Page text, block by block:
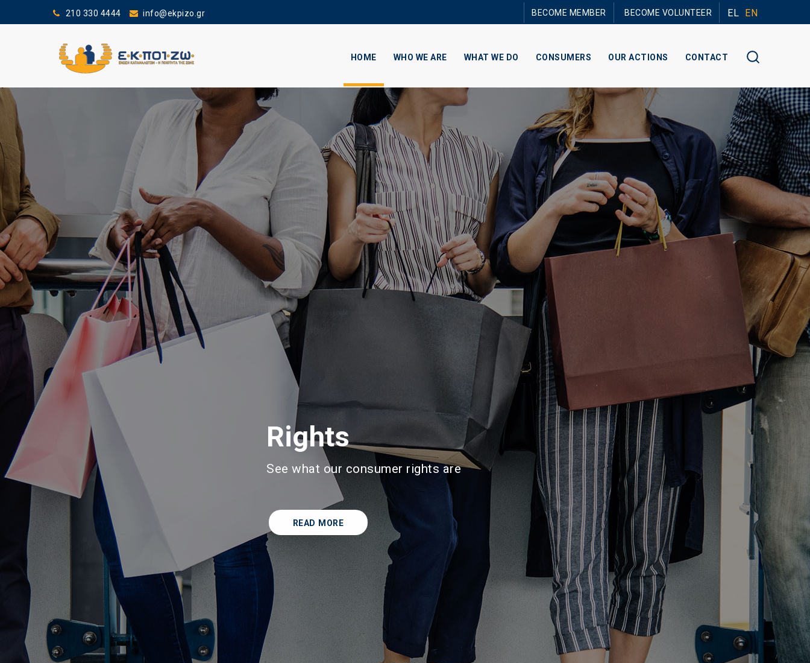
210 330 4444 info@ekpizo.gr EL EN
BECOME MEMBER BECOME VOLUNTEER
HOME WHO WE ARE WHAT WE DO CONSUMERS OUR ACTIONS CONTACT
See what our consumer rights are
READ MORE
Rights